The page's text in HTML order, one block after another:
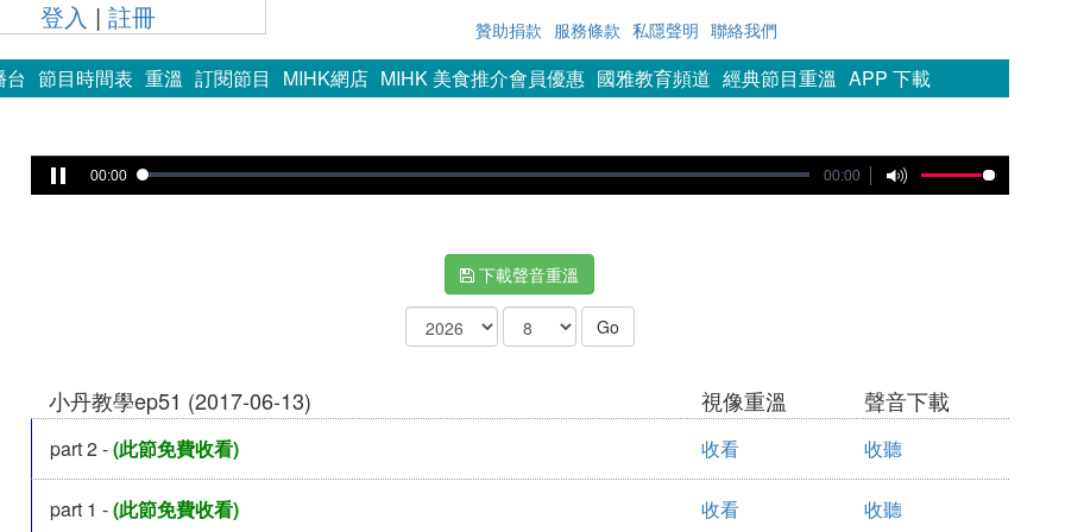
登入 |註冊 贊助捐款 服務條款 私隱聲明 聯絡我們
台 節目時間表 重溫 訂閱節目 MIHK網店 MIHK 美食推介會員優惠 國雅教育頻道 經典節目重溫 APP 下載
00:00 00:00
下載聲音重溫
小丹教學ep51 (2017-06-13) 視像重溫 聲音下載
part 2 -(此節免費收看) 收看 收聽
part 1 -(此節免費收看) 收看 收聽